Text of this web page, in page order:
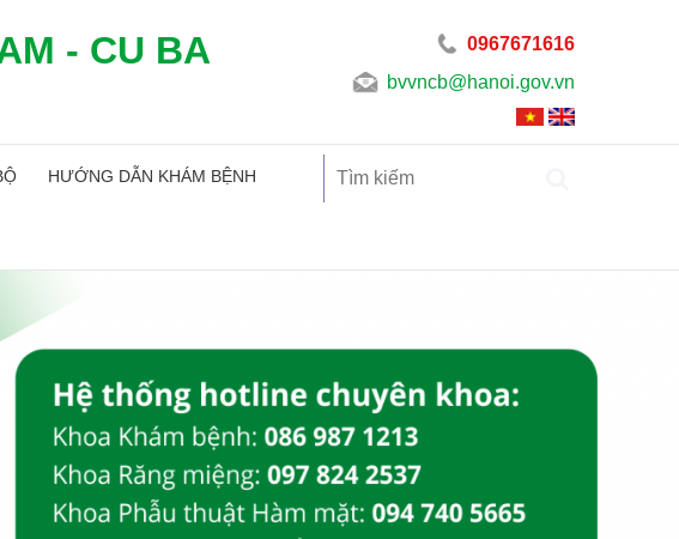
- CU BA
0967671616
bvvncb@hanoi.gov.vn
HƯỚNG DẪN KHÁM BỆNH